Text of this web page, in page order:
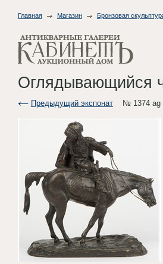
Главная Магазин Бронзовая
Оглядывающийся
Предыдущий экспонат№ 1374 ag